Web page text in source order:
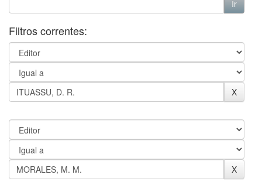
Filtros correntes: